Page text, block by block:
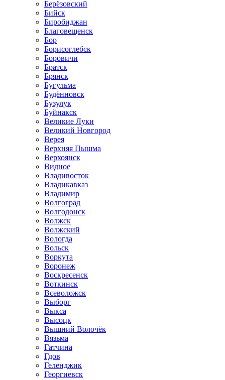
Берёзовский
Бийск
Биробиджан
Благовещенск
Бор
Борисоглебск
Боровичи
Братск
Брянск
Бугульма
Будённовск
Бузулук
Буйнакск
Великие Луки
Великий Новгород
Верея
Верхняя Пышма
Верхоянск
Видное
Владивосток
Владикавказ
Владимир
Волгоград
Волгодонск
Волжск
Волжский
Вологда
Вольск
Воркута
Воронеж
Воскресенск
Воткинск
Всеволожск
Выборг
Выкса
Высоцк
Вышний Волочёк
Вязьма
Гатчина
Гдов
Геленджик
Георгиевск